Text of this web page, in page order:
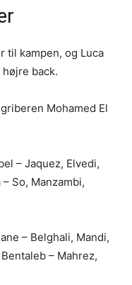
til kampen, og Luca
back.
Mohamed El
– Jaquez, Elvedi,
So, Manzambi,
– Belghali, Mandi,
– Mahrez,